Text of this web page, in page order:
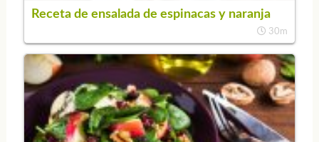
Receta de ensalada de espinacas y naranja
30m